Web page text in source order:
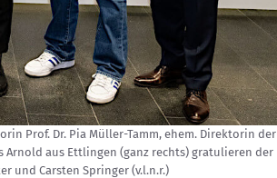
Prof. Dr. Pia Müller-Tamm, ehem. Direktorin der
aus Ettlingen (ganz rechts) gratulieren der
und Carsten Springer (v.l.n.r.)